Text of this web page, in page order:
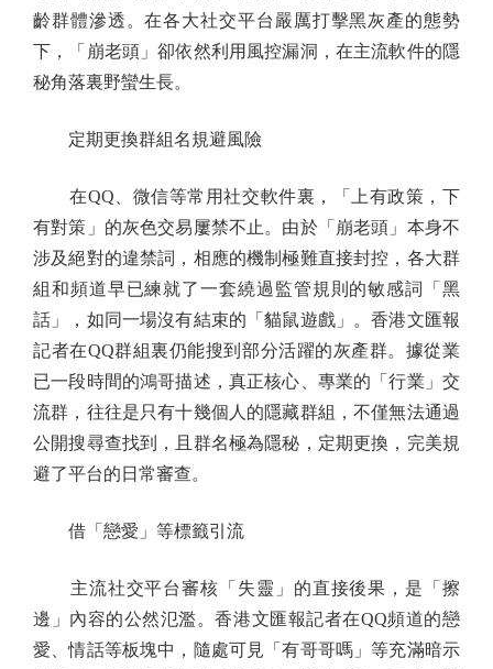
齡群體滲透。在各大社交平台嚴厲打擊黑灰產的態勢
下，「崩老頭」卻依然利用風控漏洞，在主流軟件的隱
秘角落裏野蠻生長。
定期更換群組名規避風險
在QQ、微信等常用社交軟件裏，「上有政策，下
有對策」的灰色交易屢禁不止。由於「崩老頭」本身不
涉及絕對的違禁詞，相應的機制極難直接封控，各大群
組和頻道早已練就了一套繞過監管規則的敏感詞「黑
話」，如同一場沒有結束的「貓鼠遊戲」。香港文匯報
記者在QQ群組裏仍能搜到部分活躍的灰產群。據從業
已一段時間的鴻哥描述，真正核心、專業的「行業」交
流群，往往是只有十幾個人的隱藏群組，不僅無法通過
公開搜尋查找到，且群名極為隱秘，定期更換，完美規
避了平台的日常審查。
借「戀愛」等標籤引流
主流社交平台審核「失靈」的直接後果，是「擦
邊」內容的公然氾濫。香港文匯報記者在QQ頻道的戀
愛、情話等板塊中，隨處可見「有哥哥嗎」等充滿暗示